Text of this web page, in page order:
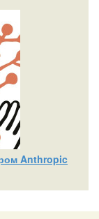
Anthropic